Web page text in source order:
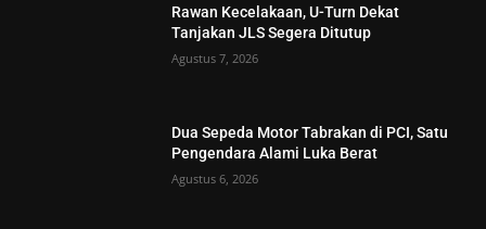
Rawan Kecelakaan, U-Turn Dekat
Tanjakan JLS Segera Ditutup
Agustus 7, 2026
Dua Sepeda Motor Tabrakan di PCI, Satu
Pengendara Alami Luka Berat
Agustus 6, 2026